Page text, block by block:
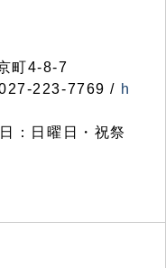
町4-8-7
223-7769 / h
：日曜日・祝祭